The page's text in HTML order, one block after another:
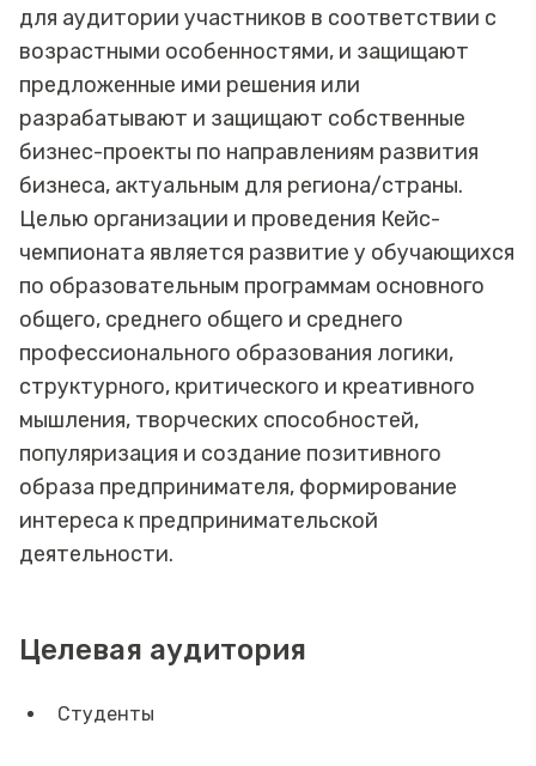
для аудитории участников в соответствии с
возрастными особенностями, и защищают
предложенные ими решения или
разрабатывают и защищают собственные
бизнес-проекты по направлениям развития
бизнеса, актуальным для региона/страны.
Целью организации и проведения Кейс-
чемпионата является развитие у обучающихся
по образовательным программам основного
общего, среднего общего и среднего
профессионального образования логики,
структурного, критического и креативного
мышления, творческих способностей,
популяризация и создание позитивного
образа предпринимателя, формирование
интереса к предпринимательской
деятельности.
Целевая аудитория
Студенты